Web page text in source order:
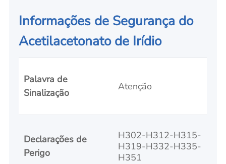
Informações de Segurança do
Acetilacetonato de Irídio
Palavra de
Sinalização
Atenção
Declarações de
Perigo
H302-H312-H315-
H319-H332-H335-
H351